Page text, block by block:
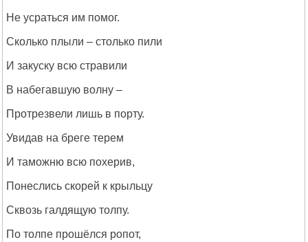
Не усраться им помог.
Сколько плыли – столько пили
И закуску всю стравили
В набегавшую волну –
Протрезвели лишь в порту.
Увидав на бреге терем
И таможню всю похерив,
Понеслись скорей к крыльцу
Сквозь галдящую толпу.
По толпе прошёлся ропот,